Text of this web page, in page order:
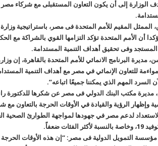
الوزارة إلى أن يكون التعاون المستقبلى مع شركاء مصر
المقيم للأمم المتحدة فى مصر، باستراتيجية
أن الأمم المتحدة تؤكد التزامها القوي بالشراكة مع
وفى تحقيق أهداف التنمية المستدامة.
مديرة البرنامج الانمائي للأمم المتحدة بالقاهرة، إن
للتعاون الإنمائي في مصر مع أهداف التنمية المستدامة،
السرد المهم الذي يمكننا جميعًا اتباعه”.
مديرة مكتب البنك الدولي فى مصر عن شكرها للدكتورة
وإظهار الرؤية والقيادة في الأوقات الحرجة بالتعاون مع
لدعم مصر في جهودها لمواجهة الطوارئ الصحية
ضعفاً.
مؤسسة التمويل الدولية فى مصر: “إن هذه الأوقات